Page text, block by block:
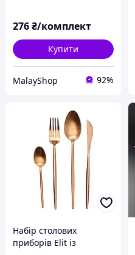
276₴/комплект
Купити
MalayShop 92%
Набір столових
приборів Elit із